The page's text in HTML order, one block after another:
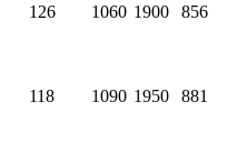
126 1060 1900 856
118 1090 1950 881